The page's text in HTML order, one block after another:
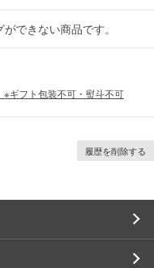
できない商品です。
フト包装不可・熨斗不可
履歴を削除する